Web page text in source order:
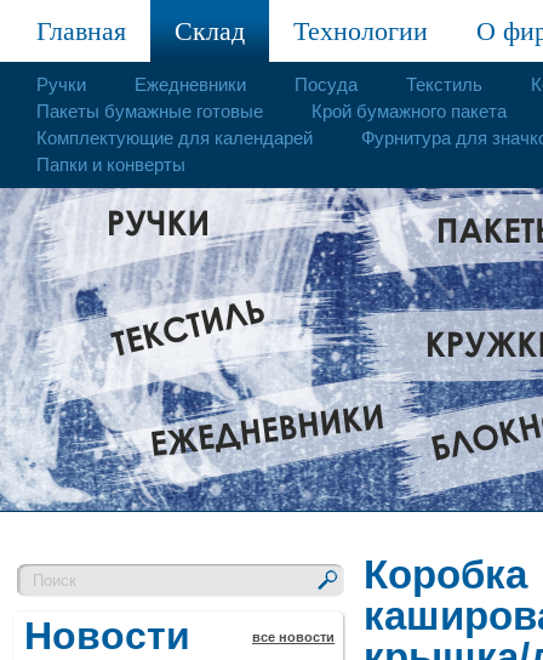
Главная Склад Технологии О
Ручки Ежедневники Посуда Текстиль
Пакеты бумажные готовые
Крой бумажного пакета
Комплектующие для календарей
Фурнитура для
Папки и конверты
Новости все новости
Коробка